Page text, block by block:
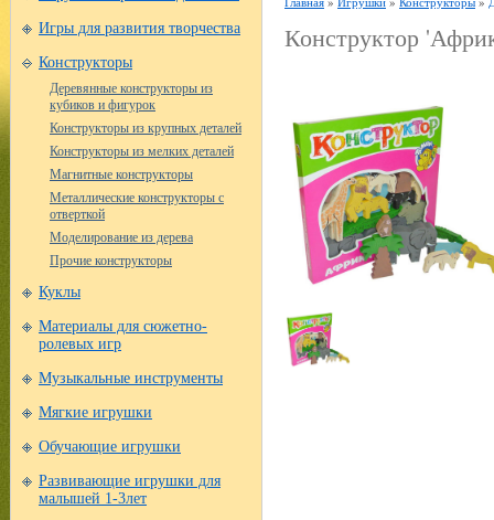
Игры для развития творчества
Конструкторы
Деревянные конструкторы из
кубиков и фигурок
Конструкторы из крупных деталей
Конструкторы из мелких деталей
Магнитные конструкторы
Металлические конструкторы с
отверткой
Моделирование из дерева
Прочие конструкторы
Куклы
Материалы для сюжетно-
ролевых игр
Музыкальные инструменты
Мягкие игрушки
Обучающие игрушки
Развивающие игрушки для
малышей 1-3лет
Конструктор